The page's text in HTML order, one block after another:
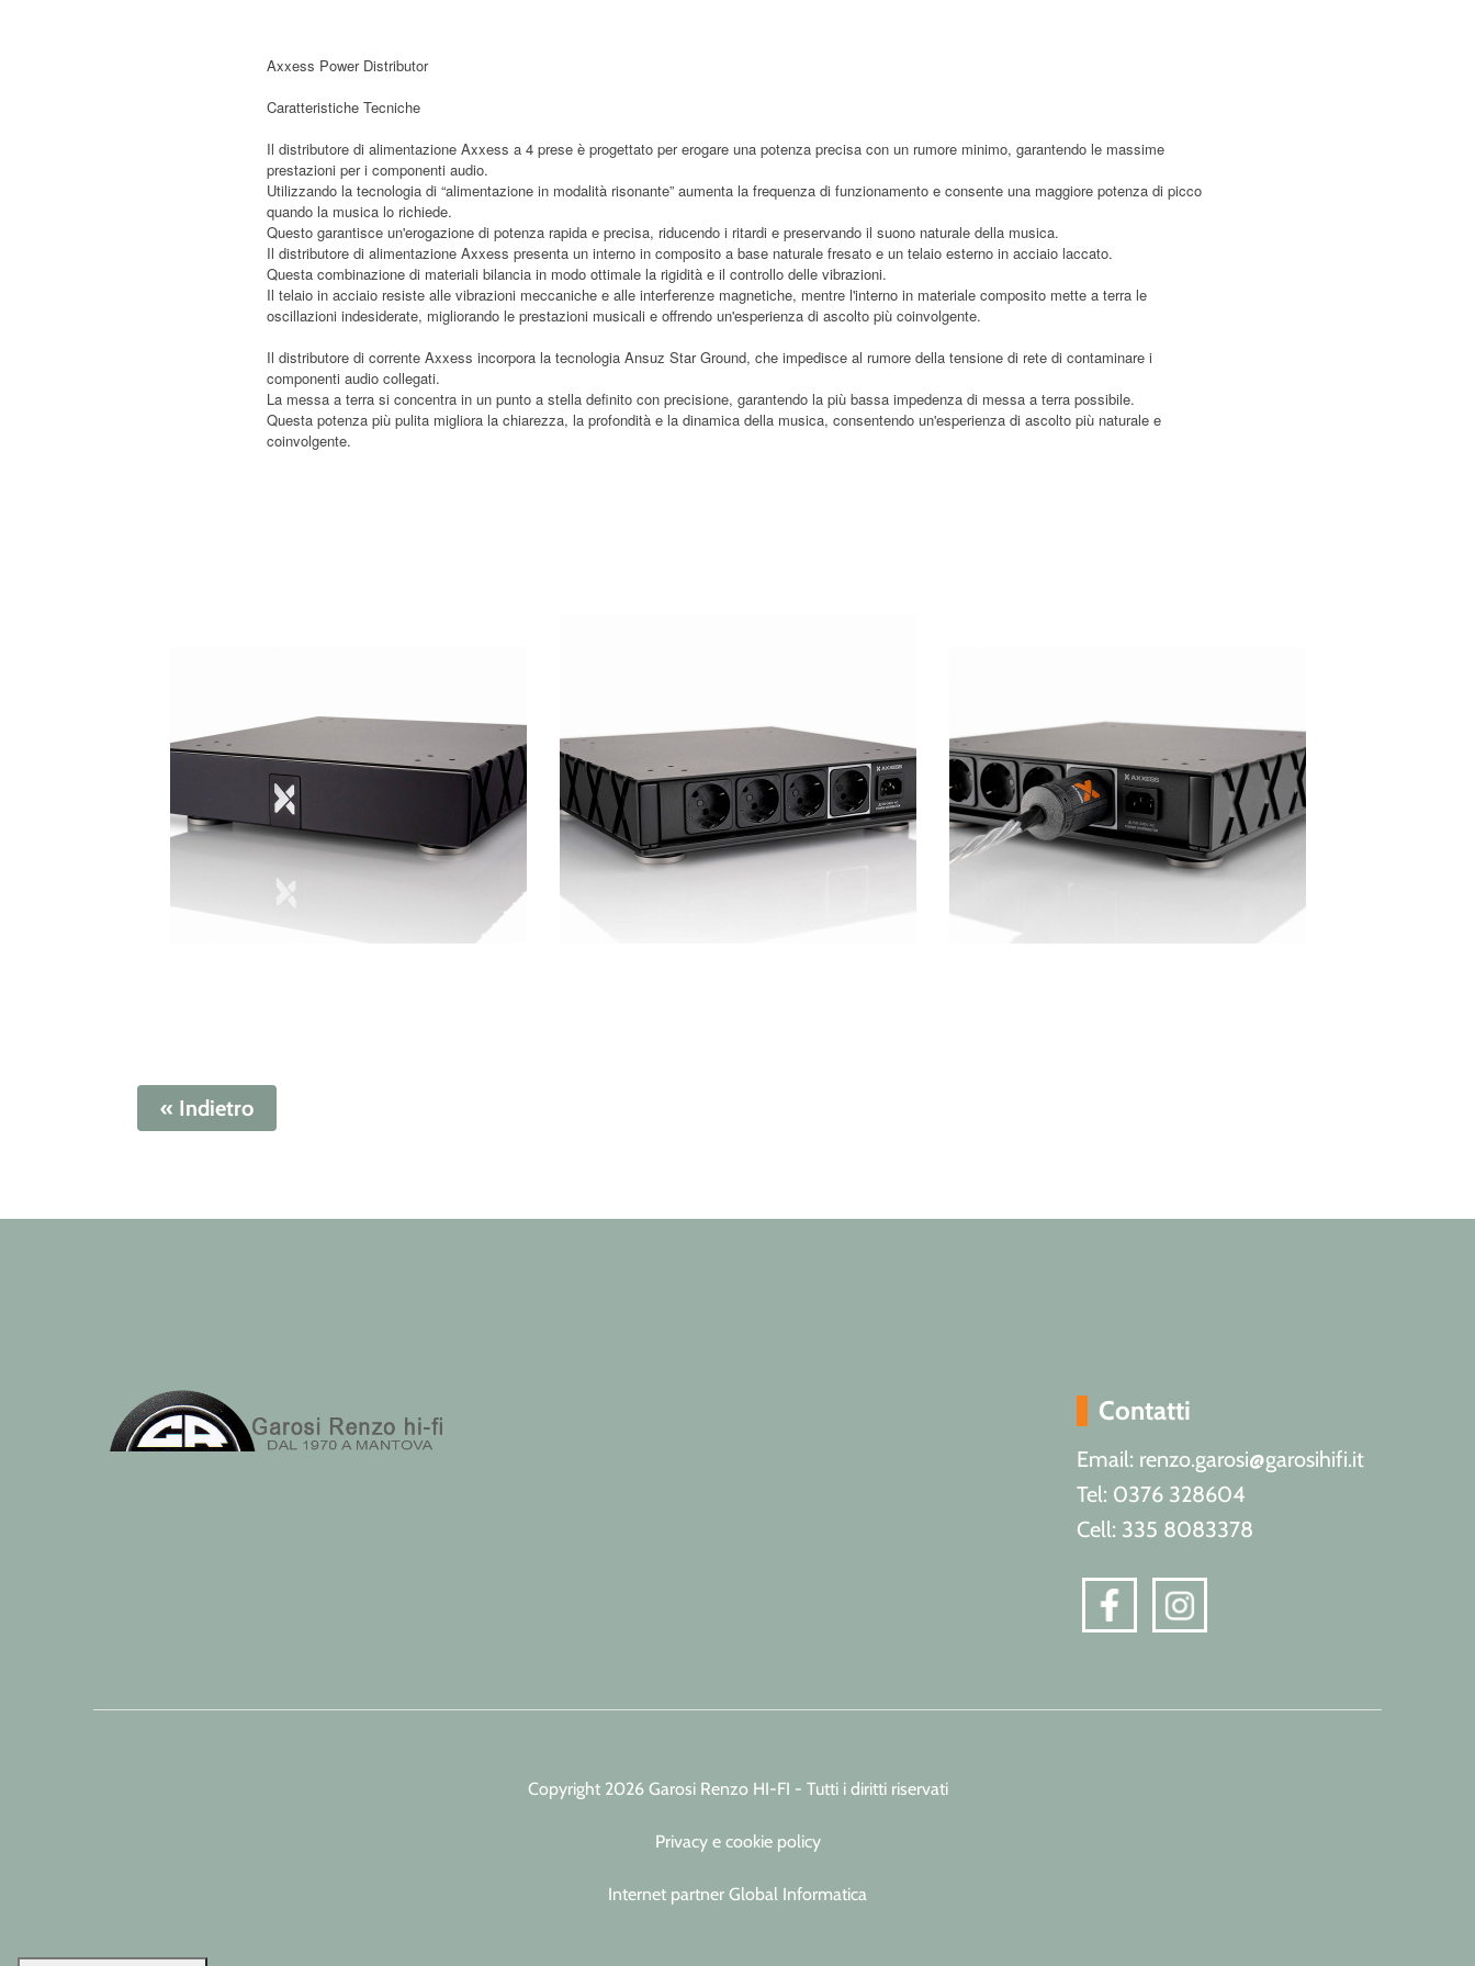
Axxess Power Distributor
Caratteristiche Tecniche
Il distributore di alimentazione Axxess a 4 prese è progettato per erogare una potenza precisa con un rumore minimo, garantendo le massime
prestazioni per i componenti audio.
Utilizzando la tecnologia di “alimentazione in modalità risonante” aumenta la frequenza di funzionamento e consente una maggiore potenza di picco
quando la musica lo richiede.
Questo garantisce un'erogazione di potenza rapida e precisa, riducendo i ritardi e preservando il suono naturale della musica.
Il distributore di alimentazione Axxess presenta un interno in composito a base naturale fresato e un telaio esterno in acciaio laccato.
Questa combinazione di materiali bilancia in modo ottimale la rigidità e il controllo delle vibrazioni.
Il telaio in acciaio resiste alle vibrazioni meccaniche e alle interferenze magnetiche, mentre l'interno in materiale composito mette a terra le
oscillazioni indesiderate, migliorando le prestazioni musicali e offrendo un'esperienza di ascolto più coinvolgente.
Il distributore di corrente Axxess incorpora la tecnologia Ansuz Star Ground, che impedisce al rumore della tensione di rete di contaminare i
componenti audio collegati.
La messa a terra si concentra in un punto a stella definito con precisione, garantendo la più bassa impedenza di messa a terra possibile.
Questa potenza più pulita migliora la chiarezza, la profondità e la dinamica della musica, consentendo un'esperienza di ascolto più naturale e
coinvolgente.
« Indietro
Contatti
Email: renzo.garosi@garosihifi.it
Tel: 0376 328604
Cell: 335 8083378
Copyright 2026 Garosi Renzo HI-FI - Tutti i diritti riservati
Privacy e cookie policy
Internet partner Global Informatica